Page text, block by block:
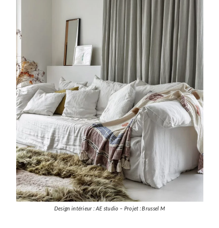
Design intérieur : AE studio – Projet : Brussel M